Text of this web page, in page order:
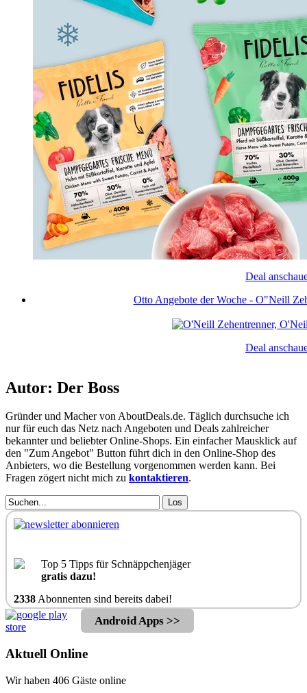
Deal
Otto Angebote der Woche - O"Neill
Deal
Autor: Der Boss
Gründer und Macher von AboutDeals.de. Täglich durchsuche ich
nur für euch das Netz nach Angeboten und Deals zahlreicher
bekannter und beliebter Online-Shops. Ein einfacher Mausklick auf
den "Zum Angebot" Button führt dich in den Online-Shop des
Anbieters, wo die Bestellung vorgenommen werden kann. Bei
Fragen zögert nicht mich zu kontaktieren.
Los
Top 5 Tipps für Schnäppchenjäger
gratis dazu!
2338Abonnenten sind bereits dabei!
Android Apps >>
Aktuell Online
Wir haben 406 Gäste online